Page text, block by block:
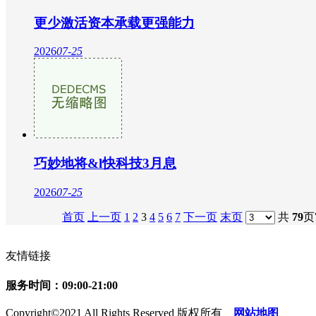
更少激活资本承载更强能力
202607-25
巧妙地将&l快科技3月息
202607-25
首页 上一页 1 2 3 4 5 6 7 下一页 末页 共 79页
友情链接
服务时间：09:00-21:00
Copyright©2021 All Rights Reserved 版权所有 网站地图